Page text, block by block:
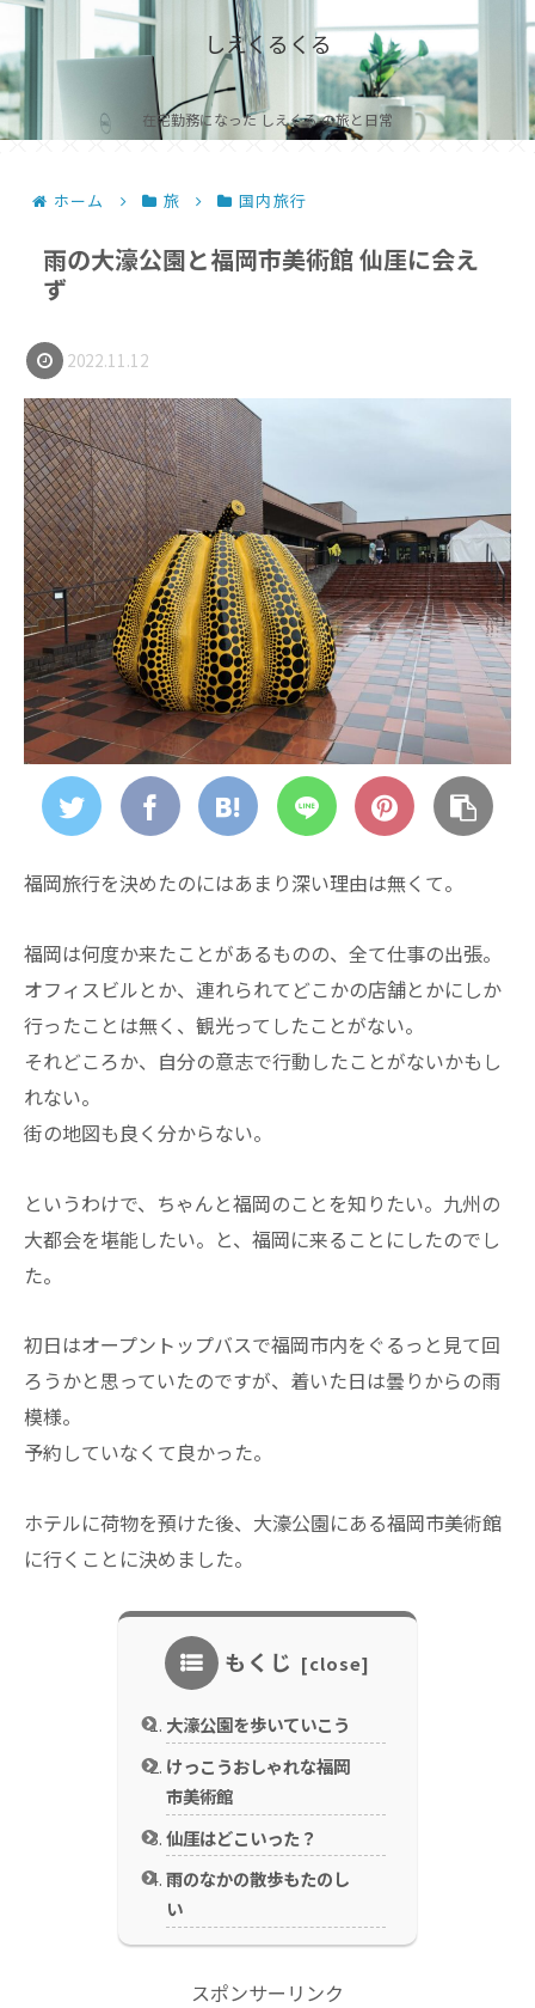
しえくるくる
在宅勤務になった しえくる の旅と日常
ホーム 旅 国内旅行
雨の大濠公園と福岡市美術館 仙厓に会え
ず
2022.11.12
福岡旅行を決めたのにはあまり深い理由は無くて。
福岡は何度か来たことがあるものの、全て仕事の出張。
オフィスビルとか、連れられてどこかの店舗とかにしか
行ったことは無く、観光ってしたことがない。
それどころか、自分の意志で行動したことがないかもし
れない。
街の地図も良く分からない。
というわけで、ちゃんと福岡のことを知りたい。九州の
大都会を堪能したい。と、福岡に来ることにしたのでし
た。
初日はオープントップバスで福岡市内をぐるっと見て回
ろうかと思っていたのですが、着いた日は曇りからの雨
模様。
予約していなくて良かった。
ホテルに荷物を預けた後、大濠公園にある福岡市美術館
に行くことに決めました。
もくじ
大濠公園を歩いていこう
けっこうおしゃれな福岡
市美術館
仙厓はどこいった？
雨のなかの散歩もたのし
い
スポンサーリンク